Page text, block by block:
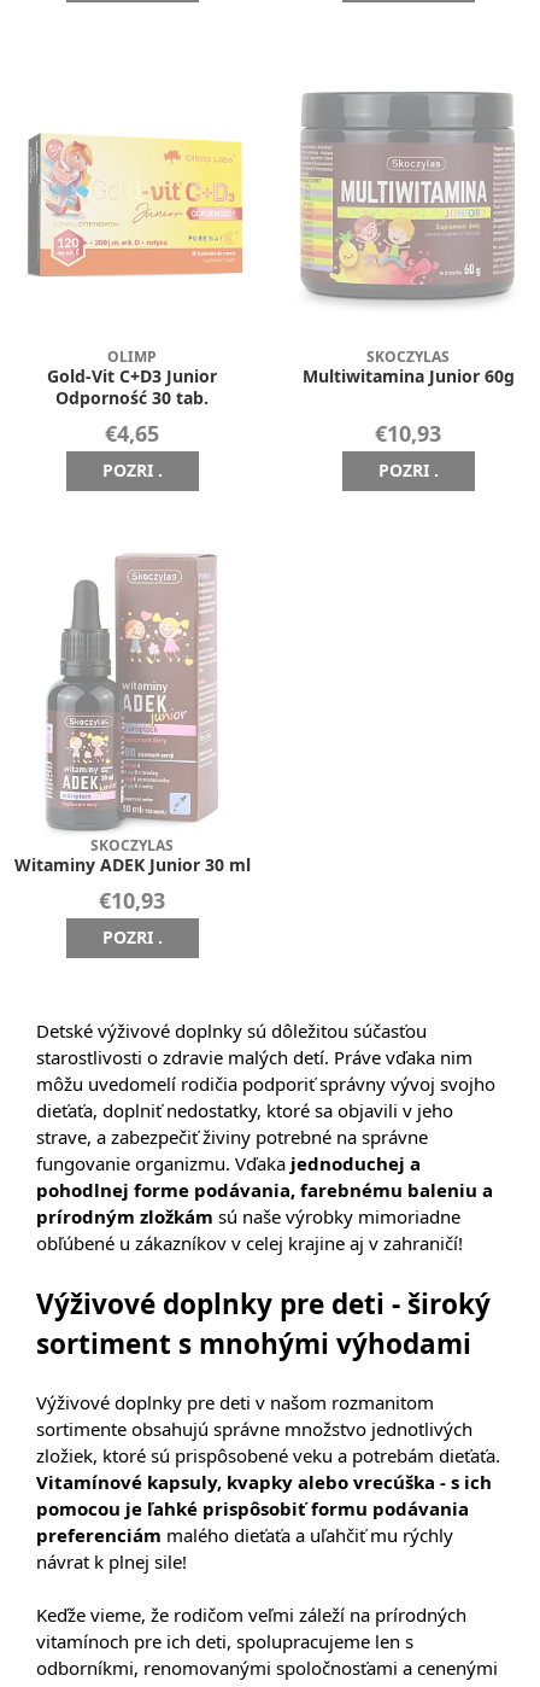
OLIMP
Gold-Vit C+D3 Junior
Odporność 30 tab.
€4,65
POZRI .
SKOCZYLAS
Multiwitamina Junior 60g
€10,93
POZRI .
SKOCZYLAS
Witaminy ADEK Junior 30 ml
€10,93
POZRI .
Detské výživové doplnky sú dôležitou súčasťou
starostlivosti o zdravie malých detí. Práve vďaka nim
môžu uvedomelí rodičia podporiť správny vývoj svojho
dieťaťa, doplniť nedostatky, ktoré sa objavili v jeho
strave, a zabezpečiť živiny potrebné na správne
fungovanie organizmu. Vďaka jednoduchej a
pohodlnej forme podávania, farebnému baleniu a
prírodným zložkám sú naše výrobky mimoriadne
obľúbené u zákazníkov v celej krajine aj v zahraničí!
Výživové doplnky pre deti - široký
sortiment s mnohými výhodami
Výživové doplnky pre deti v našom rozmanitom
sortimente obsahujú správne množstvo jednotlivých
zložiek, ktoré sú prispôsobené veku a potrebám dieťaťa.
Vitamínové kapsuly, kvapky alebo vrecúška - s ich
pomocou je ľahké prispôsobiť formu podávania
preferenciám malého dieťaťa a uľahčiť mu rýchly
návrat k plnej sile!
Keďže vieme, že rodičom veľmi záleží na prírodných
vitamínoch pre ich deti, spolupracujeme len s
odborníkmi, renomovanými spoločnosťami a cenenými